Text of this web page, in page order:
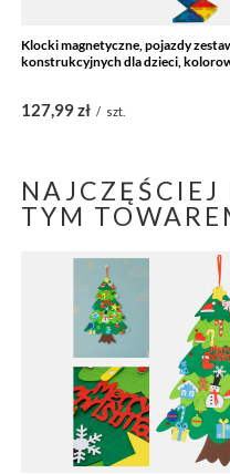
Klocki magnetyczne, pojazdy
konstrukcyjnych dla dzieci,
127,99 zł / szt.
NAJCZĘŚCIEJ
TYM